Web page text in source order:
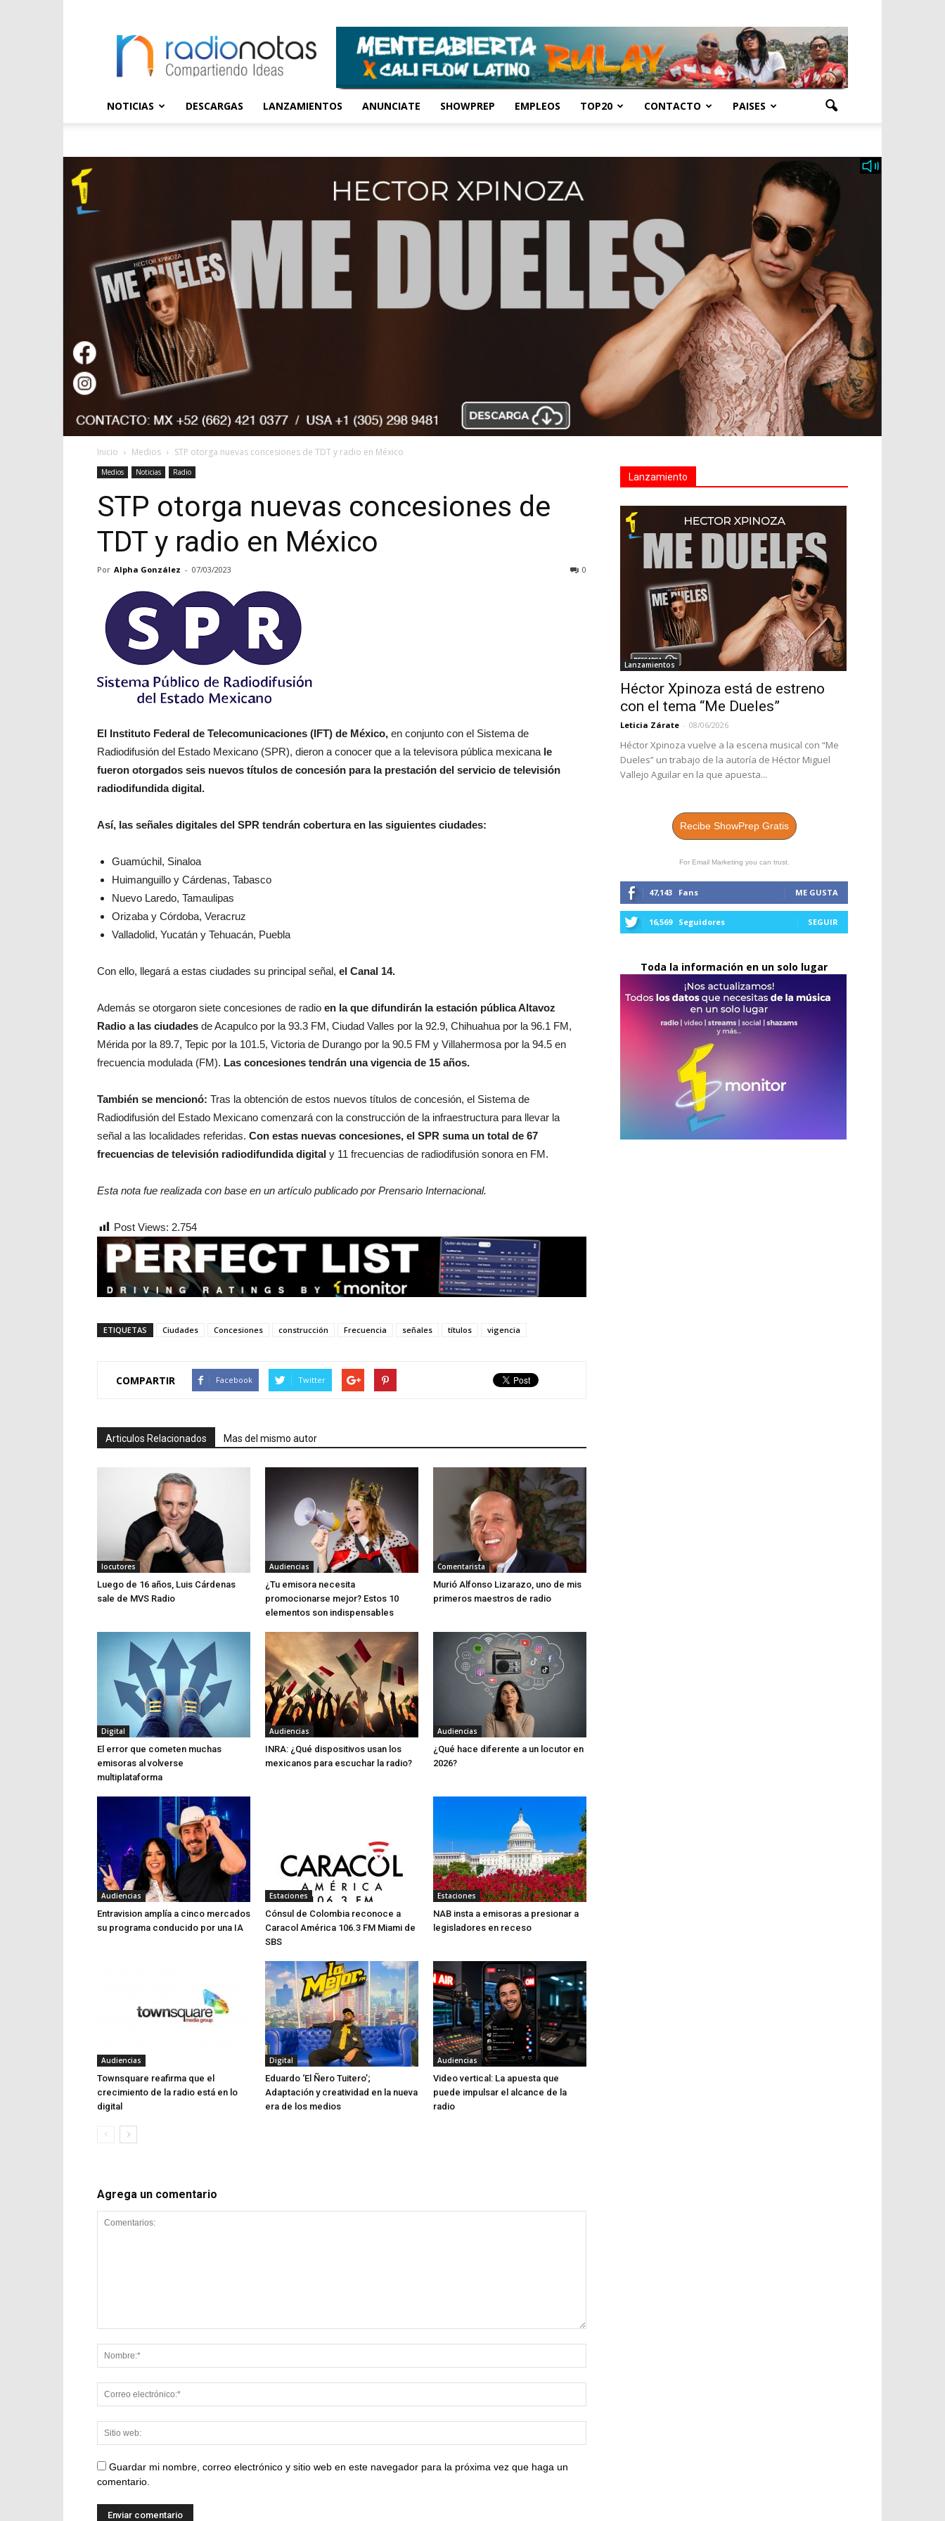
NOTICIAS DESCARGAS LANZAMIENTOS ANUNCIATE SHOWPREP EMPLEOS TOP20 CONTACTO PAISES
Inicio Medios STP otorga nuevas concesiones de TDT y radio en México
Medios Noticias Radio
STP otorga nuevas concesiones de
TDT y radio en México
Por Alpha González - 07/03/2023 0
El Instituto Federal de Telecomunicaciones (IFT) de México, en conjunto con el Sistema de
Radiodifusión del Estado Mexicano (SPR), dieron a conocer que a la televisora pública mexicana le
fueron otorgados seis nuevos títulos de concesión para la prestación del servicio de televisión
radiodifundida digital.
Así, las señales digitales del SPR tendrán cobertura en las siguientes ciudades:
Guamúchil, Sinaloa
Huimanguillo y Cárdenas, Tabasco
Nuevo Laredo, Tamaulipas
Orizaba y Córdoba, Veracruz
Valladolid, Yucatán y Tehuacán, Puebla
Con ello, llegará a estas ciudades su principal señal, el Canal 14.
Además se otorgaron siete concesiones de radio en la que difundirán la estación pública Altavoz
Radio a las ciudades de Acapulco por la 93.3 FM, Ciudad Valles por la 92.9, Chihuahua por la 96.1 FM,
Mérida por la 89.7, Tepic por la 101.5, Victoria de Durango por la 90.5 FM y Villahermosa por la 94.5 en
frecuencia modulada (FM). Las concesiones tendrán una vigencia de 15 años.
También se mencionó: Tras la obtención de estos nuevos títulos de concesión, el Sistema de
Radiodifusión del Estado Mexicano comenzará con la construcción de la infraestructura para llevar la
señal a las localidades referidas. Con estas nuevas concesiones, el SPR suma un total de 67
frecuencias de televisión radiodifundida digital y 11 frecuencias de radiodifusión sonora en FM.
Esta nota fue realizada con base en un artículo publicado por Prensario Internacional.
Post Views: 2.754
ETIQUETAS Ciudades Concesiones construcción Frecuencia señales títulos vigencia
COMPARTIR Facebook Twitter
Articulos Relacionados Mas del mismo autor
locutores
Luego de 16 años, Luis Cárdenas
sale de MVS Radio
Audiencias
¿Tu emisora necesita
promocionarse mejor? Estos 10
elementos son indispensables
Comentarista
Murió Alfonso Lizarazo, uno de mis
primeros maestros de radio
Digital
El error que cometen muchas
emisoras al volverse
multiplataforma
Audiencias
INRA: ¿Qué dispositivos usan los
mexicanos para escuchar la radio?
Audiencias
¿Qué hace diferente a un locutor en
2026?
Audiencias
Entravision amplía a cinco mercados
su programa conducido por una IA
Estaciones
Cónsul de Colombia reconoce a
Caracol América 106.3 FM Miami de
SBS
Estaciones
NAB insta a emisoras a presionar a
legisladores en receso
Audiencias
Townsquare reafirma que el
crecimiento de la radio está en lo
digital
Digital
Eduardo ‘El Ñero Tuitero’;
Adaptación y creatividad en la nueva
era de los medios
Audiencias
Video vertical: La apuesta que
puede impulsar el alcance de la
radio
Agrega un comentario
Guardar mi nombre, correo electrónico y sitio web en este navegador para la próxima vez que haga un
comentario.
Lanzamiento
Lanzamientos
Héctor Xpinoza está de estreno
con el tema “Me Dueles”
Leticia Zárate - 08/06/2026
Héctor Xpinoza vuelve a la escena musical con “Me
Dueles” un trabajo de la autoría de Héctor Miguel
Vallejo Aguilar en la que apuesta...
Recibe ShowPrep Gratis
For Email Marketing you can trust.
47,143 Fans ME GUSTA
16,569 Seguidores SEGUIR
Toda la información en un solo lugar